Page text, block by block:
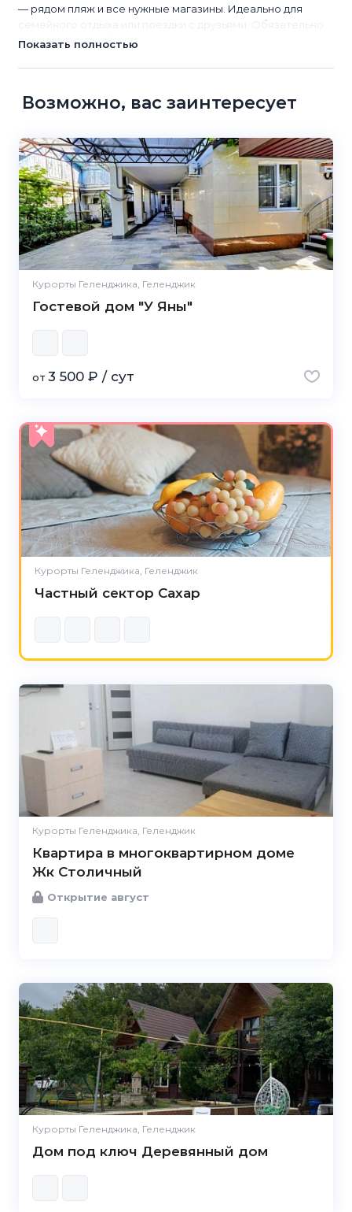
— рядом пляж и все нужные магазины. Идеально для
семейного отдыха или поездки с друзьями. Обязательно
вернемся снова!
Показать полностью
Возможно, вас заинтересует
Курорты Геленджика, Геленджик
Гостевой дом "У Яны"
от 3 500 ₽ / сут
Курорты Геленджика, Геленджик
Частный сектор Сахар
Курорты Геленджика, Геленджик
Квартира в многоквартирном доме
Жк Столичный
Открытие август
Курорты Геленджика, Геленджик
Дом под ключ Деревянный дом